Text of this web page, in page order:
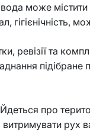
може
ревізії та
про